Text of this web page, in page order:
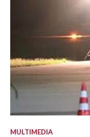
MULTIMEDIA